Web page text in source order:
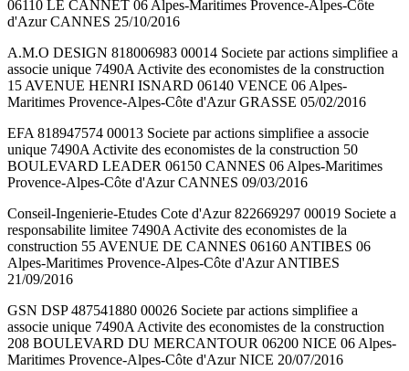
06110 LE CANNET 06 Alpes-Maritimes Provence-Alpes-Côte
d'Azur CANNES 25/10/2016
A.M.O DESIGN 818006983 00014 Societe par actions simplifiee a
associe unique 7490A Activite des economistes de la construction
15 AVENUE HENRI ISNARD 06140 VENCE 06 Alpes-
Maritimes Provence-Alpes-Côte d'Azur GRASSE 05/02/2016
EFA 818947574 00013 Societe par actions simplifiee a associe
unique 7490A Activite des economistes de la construction 50
BOULEVARD LEADER 06150 CANNES 06 Alpes-Maritimes
Provence-Alpes-Côte d'Azur CANNES 09/03/2016
Conseil-Ingenierie-Etudes Cote d'Azur 822669297 00019 Societe a
responsabilite limitee 7490A Activite des economistes de la
construction 55 AVENUE DE CANNES 06160 ANTIBES 06
Alpes-Maritimes Provence-Alpes-Côte d'Azur ANTIBES
21/09/2016
GSN DSP 487541880 00026 Societe par actions simplifiee a
associe unique 7490A Activite des economistes de la construction
208 BOULEVARD DU MERCANTOUR 06200 NICE 06 Alpes-
Maritimes Provence-Alpes-Côte d'Azur NICE 20/07/2016